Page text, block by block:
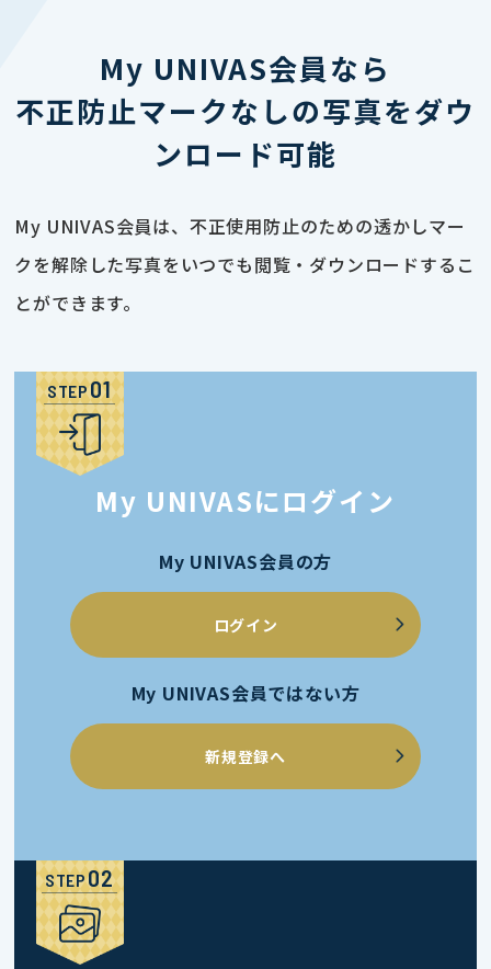
My UNIVAS会員なら
不正防止マークなしの写真をダウ
ンロード可能
My UNIVAS会員は、不正使用防止のための透かしマー
クを解除した写真をいつでも閲覧・ダウンロードするこ
とができます。
STEP
My UNIVASにログイン
My UNIVAS会員の方
ログイン
My UNIVAS会員ではない方
新規登録へ
STEP